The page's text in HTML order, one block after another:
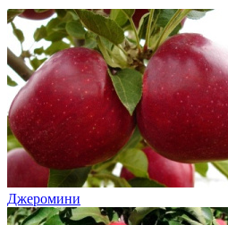
Джеромини